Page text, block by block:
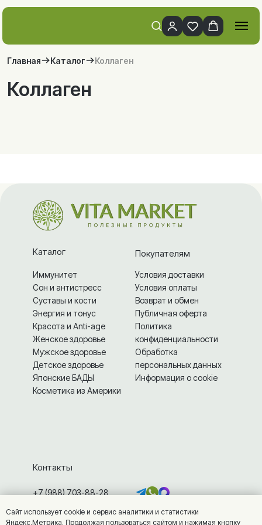
Главная Каталог Коллаген
Коллаген
Иммунитет
Сон и антистресс
Суставы и кости
Энергия и тонус
Красота и Anti-age
Женское здоровье
Мужское здоровье
Детское здоровье
Японские БАДЫ
Косметика из Америки
Каталог
Условия доставки
Условия оплаты
Возврат и обмен
Публичная оферта
Политика
конфиденциальности
Обработка
персональных данных
Информация о cookie
Покупателям
Контакты
+7 (988) 703-88-28
г. Железноводск, ул. Калинина, 7
Сайт использует cookie и сервис аналитики и статистики
Яндекс.Метрика. Продолжая пользоваться сайтом и нажимая кнопку